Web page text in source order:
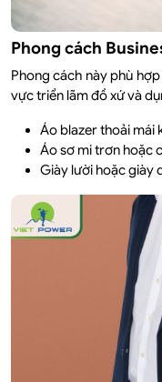
Phong cách
Phong cách này phù
vực triển lãm đồ xứ và
Áo blazer thoải mái
Áo sơ mi trơn hoặc
Giày lười hoặc giày